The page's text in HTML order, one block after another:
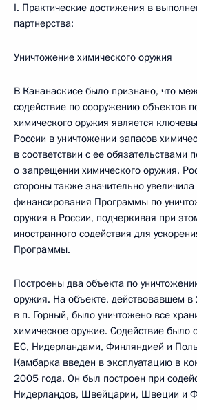
I. Практические достижения в
партнерства:
Уничтожение химического оружия
В Кананаскисе было признано, что
содействие по сооружению объектов
химического оружия является
России в уничтожении запасов
в соответствии с ее обязательствами
о запрещении химического оружия.
стороны также значительно
финансирования Программы по
оружия в России, подчеркивая при
иностранного содействия для
Программы.
Построены два объекта по
оружия. На объекте, действовавшем
в п. Горный, было уничтожено все
химическое оружие. Содействие было
ЕС, Нидерландами, Финляндией и
Камбарка введен в эксплуатацию в
2005 года. Он был построен при
Нидерландов, Швейцарии, Швеции и